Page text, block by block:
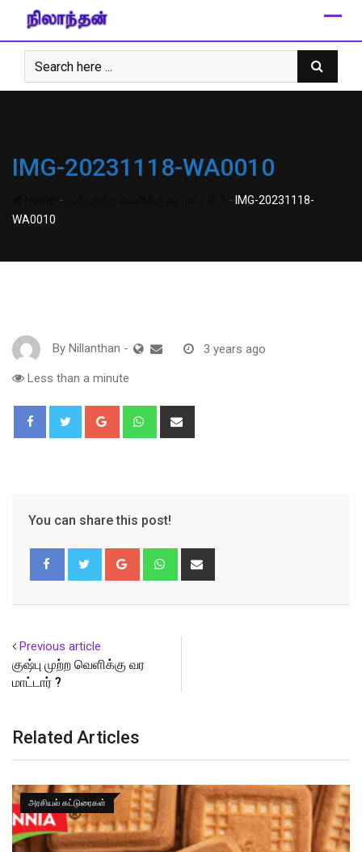
content
IMG-20231118-WA0010
- - IMG-20231118-
WA0010
By Nillanthan - 3 years ago
Less than a minute
Google+ Whatsapp
You can share this post!
Google+ Whatsapp
Previous article
குஷ்பு முற்ற வெளிக்கு வர
மாட்டார் ?
Related Articles
அரசியல் கட்டுரைகள்